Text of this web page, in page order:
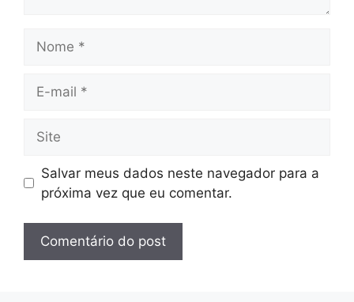
mail
Salvar meus dados neste navegador para a
próxima vez que eu comentar.